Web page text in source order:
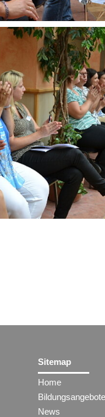
Sitemap
Home
Bildungsangebote
News